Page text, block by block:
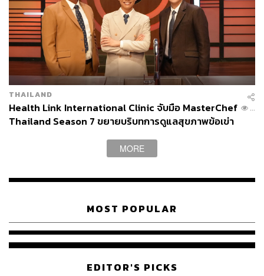
THAILAND
Health Link International Clinic จับมือ MasterChef
Thailand Season 7 ขยายบริบทการดูแลสุขภาพข้อเข่า
...
MORE
MOST POPULAR
EDITOR'S PICKS